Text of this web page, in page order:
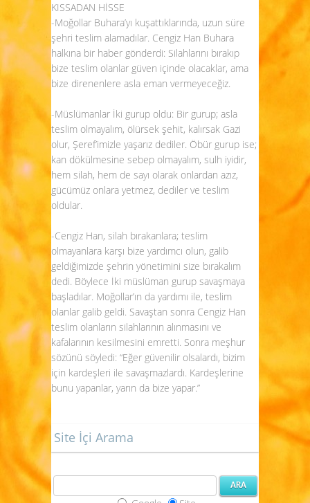
KISSADAN HİSSE
-Moğollar Buhara’yı kuşattıklarında, uzun süre
şehri teslim alamadılar. Cengiz Han Buhara
halkına bir haber gönderdi: Silahlarını bırakıp
bize teslim olanlar güven içinde olacaklar, ama
bize direnenlere asla eman vermeyeceğiz.
-Müslümanlar İki gurup oldu: Bir gurup; asla
teslim olmayalım, ölürsek şehit, kalırsak Gazi
olur, Şeref’imizle yaşarız dediler. Öbür gurup ise;
kan dökülmesine sebep olmayalım, sulh iyidir,
hem silah, hem de sayı olarak onlardan azız,
gücümüz onlara yetmez, dediler ve teslim
oldular.
-Cengiz Han, silah bırakanlara; teslim
olmayanlara karşı bize yardımcı olun, galib
geldiğimizde şehrin yönetimini size bırakalım
dedi. Böylece İki müslüman gurup savaşmaya
başladılar. Moğollar’ın da yardımı ile, teslim
olanlar galib geldi. Savaştan sonra Cengiz Han
teslim olanların silahlarının alınmasını ve
kafalarının kesilmesini emretti. Sonra meşhur
sözünü söyledi: “Eğer güvenilir olsalardı, bizim
için kardeşleri ile savaşmazlardı. Kardeşlerine
bunu yapanlar, yarın da bize yapar.”
Site İçi Arama